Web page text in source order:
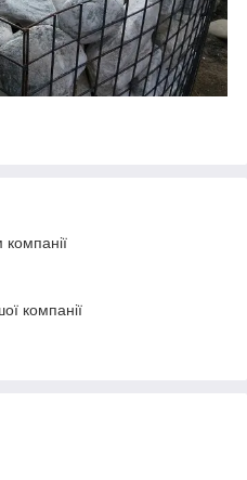
компанії